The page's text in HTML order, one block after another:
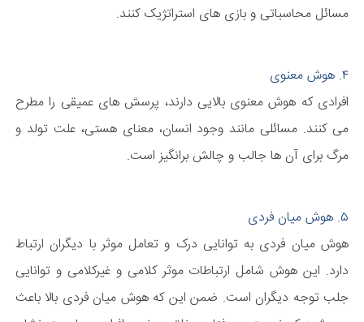
مسائل محاسباتی و بازی های استراتژیک کنند.
۴. هوش معنوی
افرادی که هوش معنوی بالایی دارند، پرسش های عمیقی را مطرح
می کنند. مسائلی مانند وجود انسان، معنای هستی، علت تولد و
مرگ برای آن ها جالب و چالش برانگیز است.
۵. هوش میان فردی
هوش میان فردی به توانایی درک و تعامل موثر با دیگران ارتباط
دارد. این هوش شامل ارتباطات موثر کلامی و غیرکلامی و توانایی
جلب توجه دیگران است. ضمن این که هوش میان فردی بالا باعث